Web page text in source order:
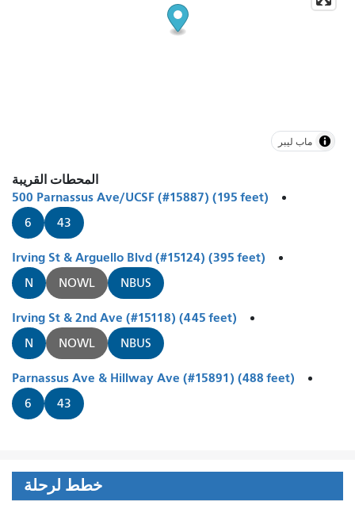
ماب ليبر
المحطات القريبة
500 Parnassus Ave/UCSF (#15887) (195 feet)
6 43
Irving St & Arguello Blvd (#15124) (395 feet)
N NOWL NBUS
Irving St & 2nd Ave (#15118) (445 feet)
N NOWL NBUS
Parnassus Ave & Hillway Ave (#15891) (488 feet)
6 43
خطط لرحلة